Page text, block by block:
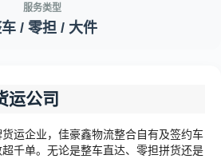
服务类型
/ 零担 / 大件
运公司
运企业，佳豪鑫物流整合自有及签约车
千单。无论是整车直达、零担拼货还是